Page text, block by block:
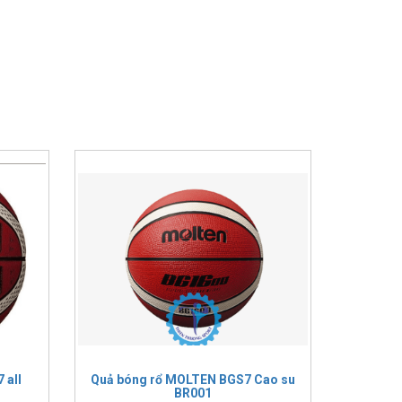
all
Quả bóng rổ MOLTEN BGS7 Cao su
BR001